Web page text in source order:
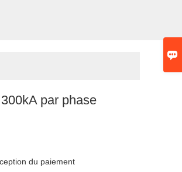

par phase
du paiement